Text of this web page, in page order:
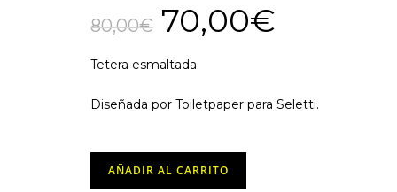
80,00€
El
precio
original
80,00€.
70,00€
Tetera esmaltada
Diseñada por Toiletpaper para Seletti.
Tetera
AÑADIR AL CARRITO